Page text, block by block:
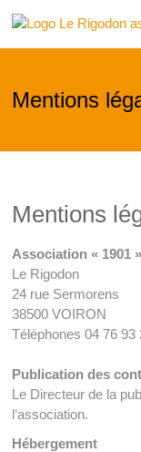
content
Le
Mentions
Mentions
Association « 1901
Le Rigodon
24 rue Sermorens
38500 VOIRON
Téléphones 04 76 93
Publication des
Le Directeur de la
l’association.
Hébergement